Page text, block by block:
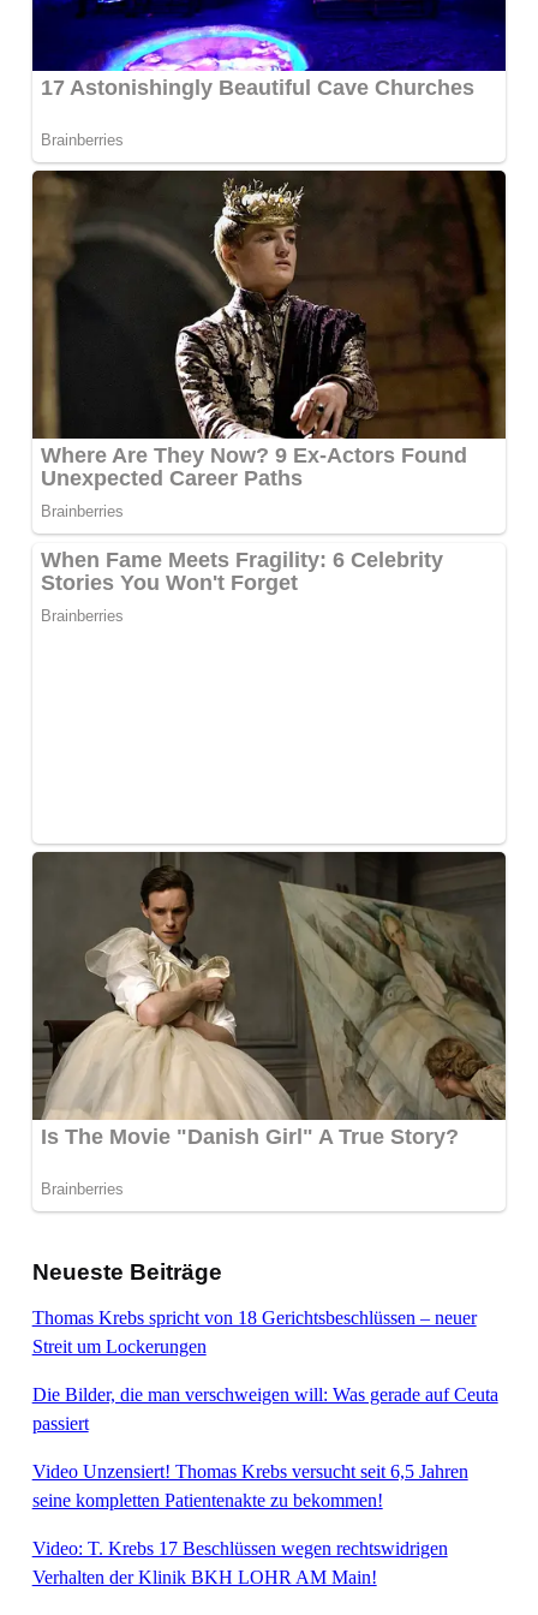
Neueste Beiträge
Thomas Krebs spricht von 18 Gerichtsbeschlüssen – neuer
Streit um Lockerungen
Die Bilder, die man verschweigen will: Was gerade auf Ceuta
passiert
Video Unzensiert! Thomas Krebs versucht seit 6,5 Jahren
seine kompletten Patientenakte zu bekommen!
Video: T. Krebs 17 Beschlüssen wegen rechtswidrigen
Verhalten der Klinik BKH LOHR AM Main!